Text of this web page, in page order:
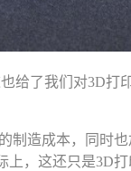
给了我们对3D
制造成本，同时
，这还只是3D